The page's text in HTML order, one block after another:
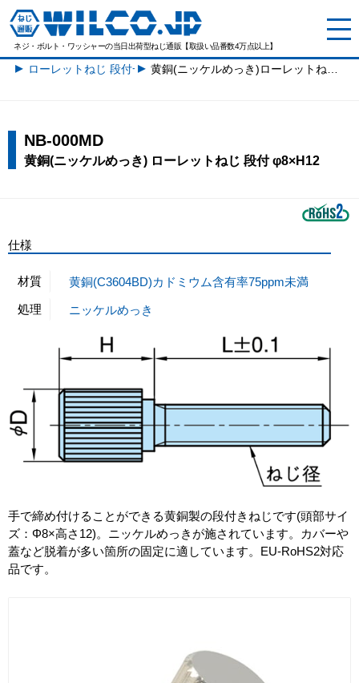
ネジ・ボルト・ワッシャーの当日出荷型ねじ通販【取扱い品番数4万点以上】
ローレットねじ 段付一覧
NB-000MD
黄銅(ニッケルめっき) ローレットねじ 段付 φ8×H12
仕様
材質
黄銅(C3604BD)カドミウム含有率75ppm未満
処理
ニッケルめっき
手で締め付けることができる黄銅製の段付きねじです(頭部サイ
ズ：Φ8×高さ12)。ニッケルめっきが施されています。カバーや
蓋など脱着が多い箇所の固定に適しています。EU-RoHS2対応
品です。